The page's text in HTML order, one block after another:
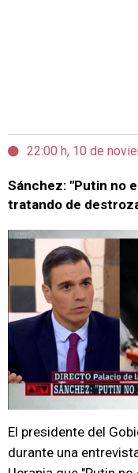
22:00 h, 10 de
Sánchez: "Putin no
tratando de
El presidente del
durante una